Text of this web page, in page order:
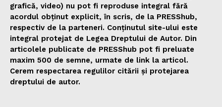
grafică, video) nu pot fi reproduse integral fără
acordul obținut explicit, în scris, de la PRESShub,
respectiv de la parteneri. Conținutul site-ului este
integral protejat de Legea Dreptului de Autor. Din
articolele publicate de PRESShub pot fi preluate
maxim 500 de semne, urmate de link la articol.
Cerem respectarea regulilor citării și protejarea
dreptului de autor.